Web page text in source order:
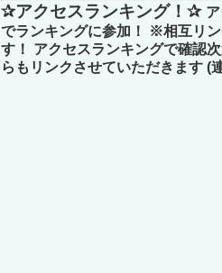
✰アクセスランキング！✰
でランキングに参加！ ※相互リ
す！ アクセスランキングで確認
らもリンクさせていただきます (